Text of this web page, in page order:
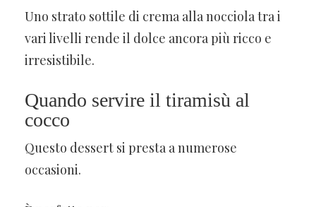
Uno strato sottile di crema alla nocciola tra i
vari livelli rende il dolce ancora più ricco e
irresistibile.
Quando servire il tiramisù al
cocco
Questo dessert si presta a numerose
occasioni.